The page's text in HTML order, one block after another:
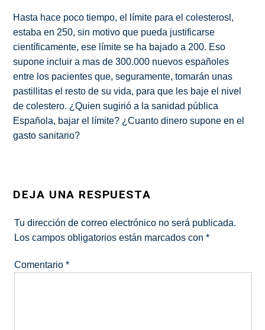
Hasta hace poco tiempo, el límite para el colesterosl,
estaba en 250, sin motivo que pueda justificarse
científicamente, ese límite se ha bajado a 200. Eso
supone incluir a mas de 300.000 nuevos españoles
entre los pacientes que, seguramente, tomarán unas
pastillitas el resto de su vida, para que les baje el nivel
de colestero. ¿Quien sugirió a la sanidad pública
Española, bajar el límite? ¿Cuanto dinero supone en el
gasto sanitario?
DEJA UNA RESPUESTA
Tu dirección de correo electrónico no será publicada.
Los campos obligatorios están marcados con*
Comentario*